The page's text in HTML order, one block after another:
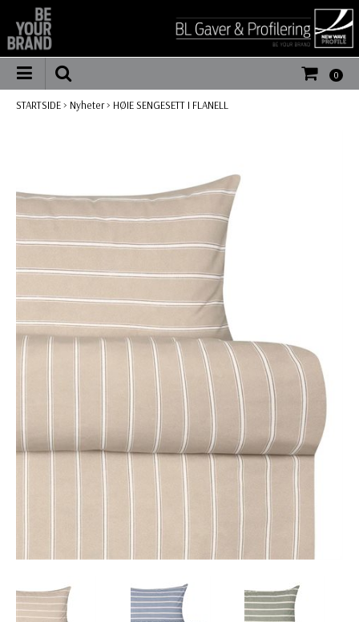
0
STARTSIDE> Nyheter> HØIE SENGESETT I FLANELL